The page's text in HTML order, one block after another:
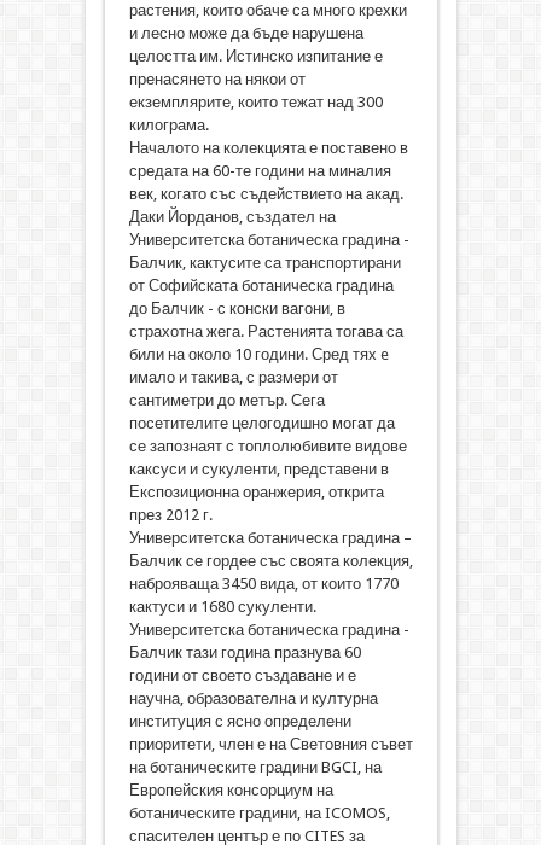
растения, които обаче са много крехки
и лесно може да бъде нарушена
целостта им. Истинско изпитание е
пренасянето на някои от
екземплярите, които тежат над 300
килограма.
Началото на колекцията е поставено в
средата на 60-те години на миналия
век, когато със съдействието на акад.
Даки Йорданов, създател на
Университетска ботаническа градина -
Балчик, кактусите са транспортирани
от Софийската ботаническа градина
до Балчик - с конски вагони, в
страхотна жега. Растенията тогава са
били на около 10 години. Сред тях e
имало и такива, с размери от
сантиметри до метър. Сега
посетителите целогодишно могат да
се запознаят с топлолюбивите видове
каксуси и сукуленти, представени в
Експозиционна оранжерия, открита
през 2012 г.
Университетска ботаническа градина –
Балчик се гордее със своята колекция,
наброяваща 3450 вида, от които 1770
кактуси и 1680 сукуленти.
Университетска ботаническа градина -
Балчик тази година празнува 60
години от своето създаване и е
научна, образователна и културна
институция с ясно определени
приоритети, член е на Световния съвет
на ботаническите градини BGCI, на
Европейския консорциум на
ботаническите градини, на ICOMOS,
спасителен център е по CITES за